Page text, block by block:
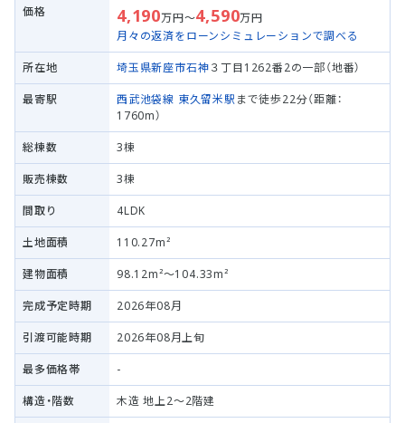
価格 4,190万円～4,590万円
月々の返済をローンシミュレーションで調べる
所在地 埼玉県新座市石神３丁目1262番2の一部（地番）
最寄駅 西武池袋線 東久留米駅 まで徒歩22分（距離：
1760m）
総棟数 3棟
販売棟数 3棟
間取り 4LDK
土地面積 110.27m²
建物面積 98.12m²～104.33m²
完成予定時期 2026年08月
引渡可能時期 2026年08月上旬
最多価格帯 -
構造・階数 木造 地上2～2階建